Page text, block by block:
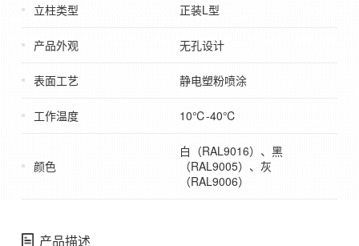
立柱类型 正装L型
产品外观 无孔设计
表面工艺 静电塑粉喷涂
工作温度 10℃-40℃
颜色
白（RAL9016）、黑
（RAL9005）、灰
（RAL9006）
产品描述